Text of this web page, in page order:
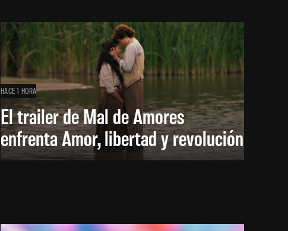
HACE 1 HORA
El trailer de Mal de Amores
enfrenta Amor, libertad y revolución